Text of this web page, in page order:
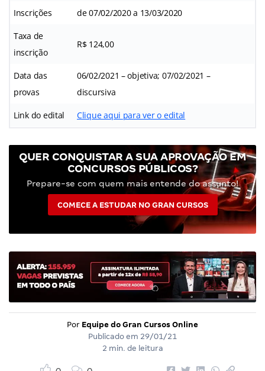
Inscrições de 07/02/2020 a 13/03/2020
Taxa de
inscrição
R$ 124,00
Data das
provas
06/02/2021 – objetiva; 07/02/2021 –
discursiva
Link do edital Clique aqui para ver o edital
QUER CONQUISTAR A SUA APROVAÇÃO EM
CONCURSOS PÚBLICOS?
Prepare-se com quem mais entende do assunto!
COMECE A ESTUDAR NO GRAN CURSOS
Por Equipe do Gran Cursos Online
Publicado em 29/01/21
2 min. de leitura